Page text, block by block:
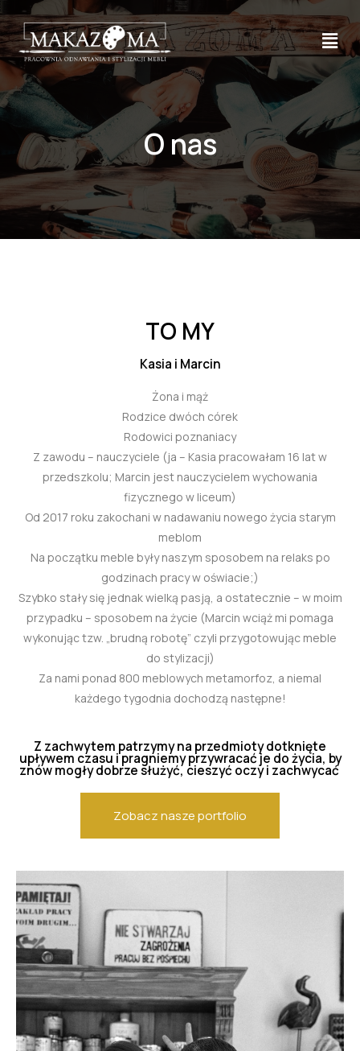
O nas
TO MY
Kasia i Marcin
Żona i mąż
Rodzice dwóch córek
Rodowici poznaniacy
Z zawodu – nauczyciele (ja – Kasia pracowałam 16 lat w
przedszkolu; Marcin jest nauczycielem wychowania
fizycznego w liceum)
Od 2017 roku zakochani w nadawaniu nowego życia starym
meblom
Na początku meble były naszym sposobem na relaks po
godzinach pracy w oświacie;)
Szybko stały się jednak wielką pasją, a ostatecznie – w moim
przypadku – sposobem na życie (Marcin wciąż mi pomaga
wykonując tzw. „brudną robotę” czyli przygotowując meble
do stylizacji)
Za nami ponad 800 meblowych metamorfoz, a niemal
każdego tygodnia dochodzą następne!
Z zachwytem patrzymy na przedmioty dotknięte
upływem czasu i pragniemy przywracać je do życia, by
znów mogły dobrze służyć, cieszyć oczy i zachwycać
Zobacz nasze portfolio